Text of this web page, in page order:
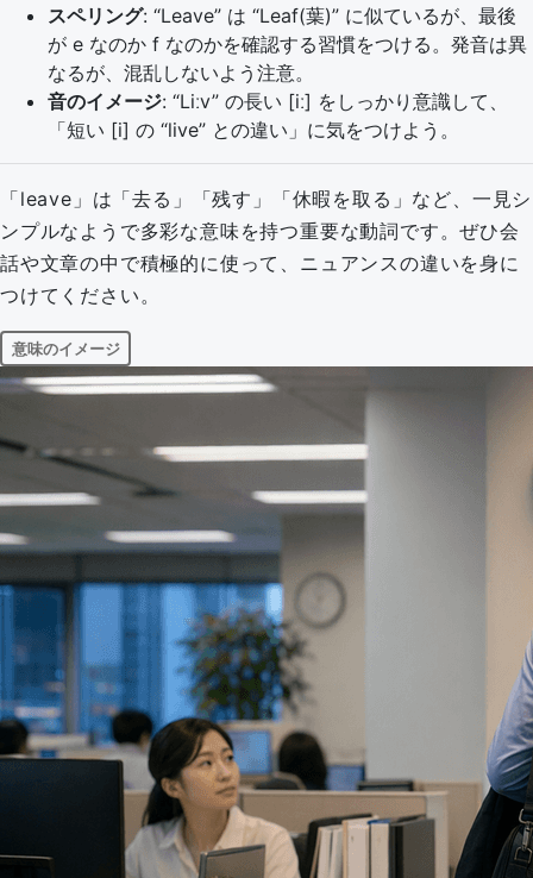
スペリング: “Leave” は “Leaf(葉)” に似ているが、最後
が e なのか f なのかを確認する習慣をつける。発音は異
なるが、混乱しないよう注意。
音のイメージ: “Liːv” の長い [iː] をしっかり意識して、
「短い [i] の “live” との違い」に気をつけよう。
「leave」は「去る」「残す」「休暇を取る」など、一見シ
ンプルなようで多彩な意味を持つ重要な動詞です。ぜひ会
話や文章の中で積極的に使って、ニュアンスの違いを身に
つけてください。
意味のイメージ